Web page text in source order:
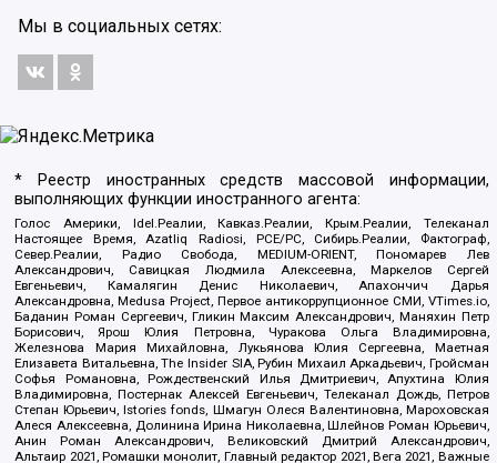
Мы в социальных сетях:
* Реестр иностранных средств массовой информации,
выполняющих функции иностранного агента:
Голос Америки, Idel.Реалии, Кавказ.Реалии, Крым.Реалии, Телеканал
Настоящее Время, Azatliq Radiosi, PCE/PC, Сибирь.Реалии, Фактограф,
Север.Реалии, Радио Свобода, MEDIUM-ORIENT, Пономарев Лев
Александрович, Савицкая Людмила Алексеевна, Маркелов Сергей
Евгеньевич, Камалягин Денис Николаевич, Апахончич Дарья
Александровна, Medusa Project, Первое антикоррупционное СМИ, VTimes.io,
Баданин Роман Сергеевич, Гликин Максим Александрович, Маняхин Петр
Борисович, Ярош Юлия Петровна, Чуракова Ольга Владимировна,
Железнова Мария Михайловна, Лукьянова Юлия Сергеевна, Маетная
Елизавета Витальевна, The Insider SIA, Рубин Михаил Аркадьевич, Гройсман
Софья Романовна, Рождественский Илья Дмитриевич, Апухтина Юлия
Владимировна, Постернак Алексей Евгеньевич, Телеканал Дождь, Петров
Степан Юрьевич, Istories fonds, Шмагун Олеся Валентиновна, Мароховская
Алеся Алексеевна, Долинина Ирина Николаевна, Шлейнов Роман Юрьевич,
Анин Роман Александрович, Великовский Дмитрий Александрович,
Альтаир 2021, Ромашки монолит, Главный редактор 2021, Вега 2021, Важные